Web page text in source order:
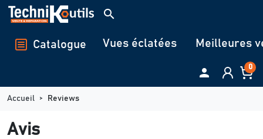
Panneau de gestion des cookies
search
Catalogue Vues éclatées Meilleures
 0
Accueil Reviews
Avis